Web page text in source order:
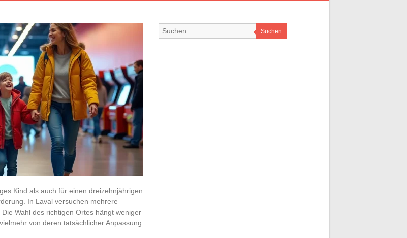
Kind als auch für einen dreizehnjährigen
In Laval versuchen mehrere
Wahl des richtigen Ortes hängt weniger
von deren tatsächlicher Anpassung
Suchen